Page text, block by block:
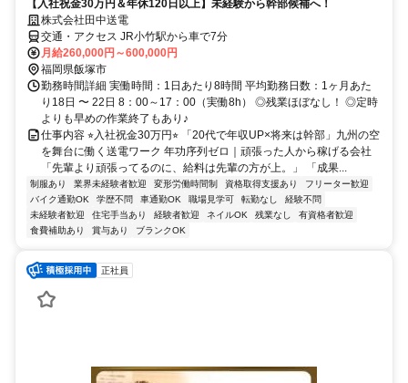
【入社祝金30万円＆年休120日以上】未経験から幹部候補へ！
株式会社田中送電
交通・アクセス JR小竹駅から車で7分
月給260,000円～600,000円
福岡県飯塚市
勤務時間詳細 実働時間：1日あたり8時間 平均勤務日数：1ヶ月あた
り18日 〜 22日 8：00～17：00（実働8h） ◎残業ほぼなし！ ◎定時
よりも早めの作業終了もあり♪
仕事内容 ⭐︎入社祝金30万円⭐︎ 「20代で年収UP×将来は幹部」九州の空
を舞台に働く送電ワーク 年功序列ゼロ｜頑張った人から稼げる会社
「先輩より頑張ってるのに、給料は先輩の方が上。」 「成果...
制服あり 業界未経験者歓迎 変形労働時間制 資格取得支援あり
フリーター歓迎
バイク通勤OK
学歴不問 車通勤OK 職場見学可 転勤なし
経験不問
未経験者歓迎
住宅手当あり 経験者歓迎 ネイルOK 残業なし
有資格者歓迎
食費補助あり
賞与あり ブランクOK
正社員